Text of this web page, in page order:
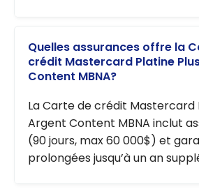
Quelles assurances offre la
crédit Mastercard Platine
Content MBNA?
La Carte de crédit Mastercard
Argent Content MBNA inclut
(90 jours, max 60 000$) et
prolongées jusqu’à un an